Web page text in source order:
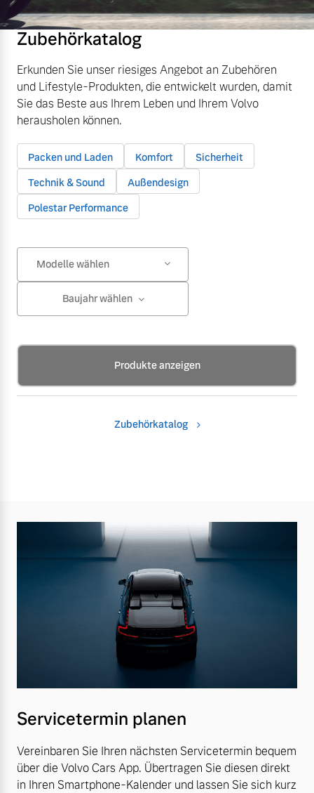
Zubehörkatalog
Erkunden Sie unser riesiges Angebot an Zubehören
und Lifestyle-Produkten, die entwickelt wurden, damit
Sie das Beste aus Ihrem Leben und Ihrem Volvo
herausholen können.
Packen und Laden Komfort
Sicherheit
Technik & Sound
Außendesign
Polestar Performance
Modelle wählen
Baujahr wählen
Produkte anzeigen
Zubehörkatalog
Servicetermin planen
Vereinbaren Sie Ihren nächsten Servicetermin bequem
über die Volvo Cars App. Übertragen Sie diesen direkt
in Ihren Smartphone-Kalender und lassen Sie sich kurz